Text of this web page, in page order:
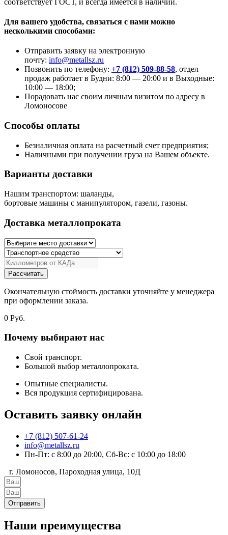
Для вашего удобства, связаться с нами можно
несколькими способами:
Отправить заявку на электронную
почту: info@metallsz.ru
Позвонить по телефону: +7 (812) 509-88-58, отдел
продаж работает в Будни: 8:00 — 20:00 и в Выходные:
10:00 — 18:00;
Порадовать нас своим личным визитом по адресу в
Ломоносове
Способы оплаты
Безналичная оплата на расчетный счет предприятия;
Наличными при получении груза на Вашем объекте.
Варианты доставки
Нашим транспортом: шаланды,
бортовые машины с манипулятором, газели, газоны.
Доставка металлопроката
Рассчитать
Окончательную стоймость доставки уточняйте у менеджера
при оформлении заказа.
0 Руб.
Почему выбирают нас
Свой транспорт.
Большой выбор металлопроката.
Опытные специалисты.
Вся продукция сертифицирована.
Оставить заявку онлайн
+7 (812) 507-61-24
info@metallsz.ru
Пн-Пт: с 8:00 до 20:00, Сб-Вс: с 10:00 до 18:00
г. Ломоносов, Пароходная улица, 10Д
Отправить
Наши преимущества